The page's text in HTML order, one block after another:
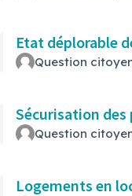
Etat déplorable
Question
Sécurisation des
Question
Logements en